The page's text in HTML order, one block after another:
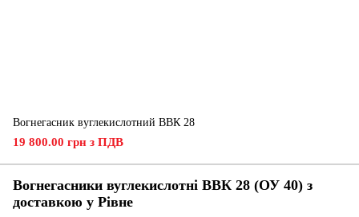
Вогнегасник вуглекислотний ВВК 28
19 800.00 грн з ПДВ
Вогнегасники вуглекислотні ВВК 28 (ОУ 40) з
доставкою у Рівне